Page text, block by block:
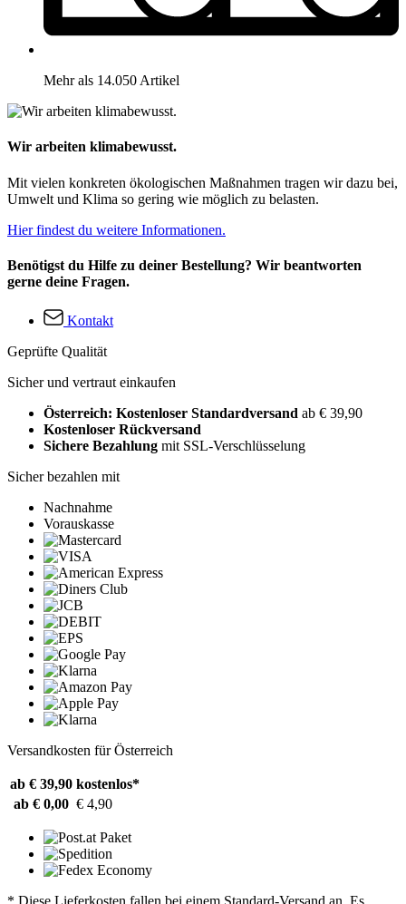
Mehr als 14.050 Artikel
Wir arbeiten klimabewusst.
Mit vielen konkreten ökologischen Maßnahmen tragen wir dazu bei,
Umwelt und Klima so gering wie möglich zu belasten.
Hier findest du weitere Informationen.
Benötigst du Hilfe zu deiner Bestellung? Wir beantworten
gerne deine Fragen.
Kontakt
Geprüfte Qualität
Sicher und vertraut einkaufen
Österreich: Kostenloser Standardversand ab € 39,90
Kostenloser Rückversand
Sichere Bezahlung mit SSL-Verschlüsselung
Sicher bezahlen mit
Nachnahme
Vorauskasse
Versandkosten für Österreich
ab € 39,90 kostenlos*
ab € 0,00 € 4,90
* Diese Lieferkosten fallen bei einem Standard-Versand an. Es